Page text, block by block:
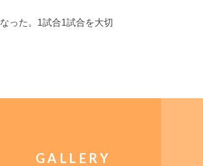
った。1試合1試合を大切
GALLERY